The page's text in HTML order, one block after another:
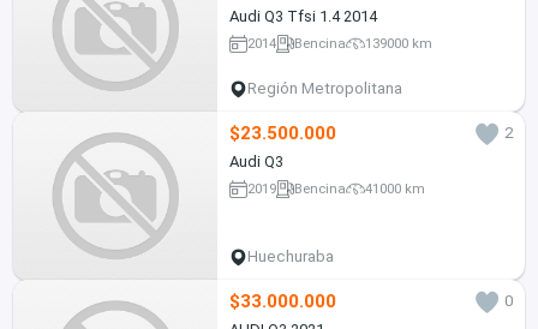
Audi Q3 Tfsi 1.4 2014
2014 Bencina 139000 km
Región Metropolitana
$23.500.000
2
Audi Q3
2019 Bencina 41000 km
Huechuraba
$33.000.000
0